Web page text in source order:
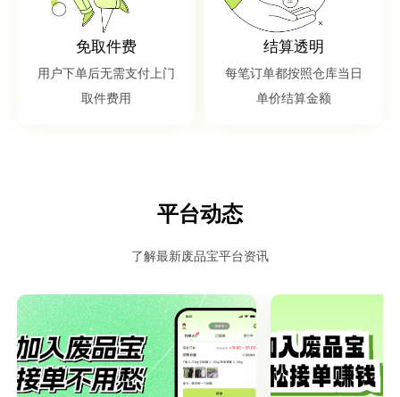
免取件费
用户下单后无需支付上门
取件费用
结算透明
每笔订单都按照仓库当日
单价结算金额
平台动态
了解最新废品宝平台资讯